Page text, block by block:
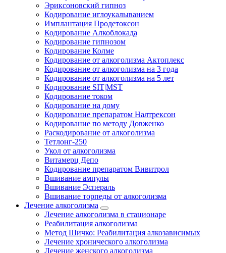
Эриксоновский гипноз
Кодирование иглоукалыванием
Имплантация Продетоксон
Кодирование Алкоблокада
Кодирование гипнозом
Кодирование Колме
Кодирование от алкоголизма Актоплекс
Кодирование от алкоголизма на 3 года
Кодирование от алкоголизма на 5 лет
Кодирование SIT|MST
Кодирование током
Кодирование на дому
Кодирование препаратом Налтрексон
Кодирование по методу Довженко
Раскодирование от алкоголизма
Тетлонг-250
Укол от алкоголизма
Витамерц Депо
Кодирование препаратом Вивитрол
Вшивание ампулы
Вшивание Эспераль
Вшивание торпеды от алкоголизма
Лечение алкоголизма
Лечение алкоголизма в стационаре
Реабилитация алкоголизма
Метод Шичко: Реабилитация алкозависимых
Лечение хронического алкоголизма
Лечение женского алкоголизма